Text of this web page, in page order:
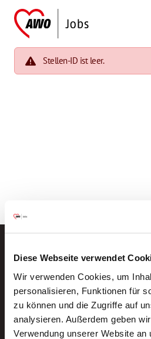
Diese Webseite verwendet
Wir verwenden Cookies, um
personalisieren, Funktionen für
zu können und die Zugriffe auf
analysieren. Außerdem geben
Verwendung unserer Website an
Stellen-ID ist leer.
Neue Stellen
Ein kostenloser
Jobs.